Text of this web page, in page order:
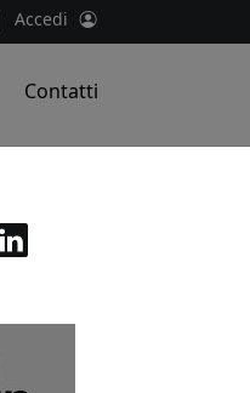
Accedi
Contatti